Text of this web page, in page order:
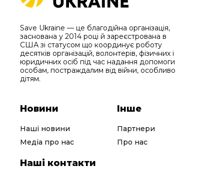
Save Ukraine — це благодійна організація,
заснована у 2014 році й зареєстрована в
США зі статусом що координує роботу
десятків організацій, волонтерів, фізичних і
юридичних осіб під час надання допомоги
особам, постраждалим від війни, особливо
дітям.
Новини
Наші новини
Медіа про нас
Інше
Партнери
Про нас
Наші контакти